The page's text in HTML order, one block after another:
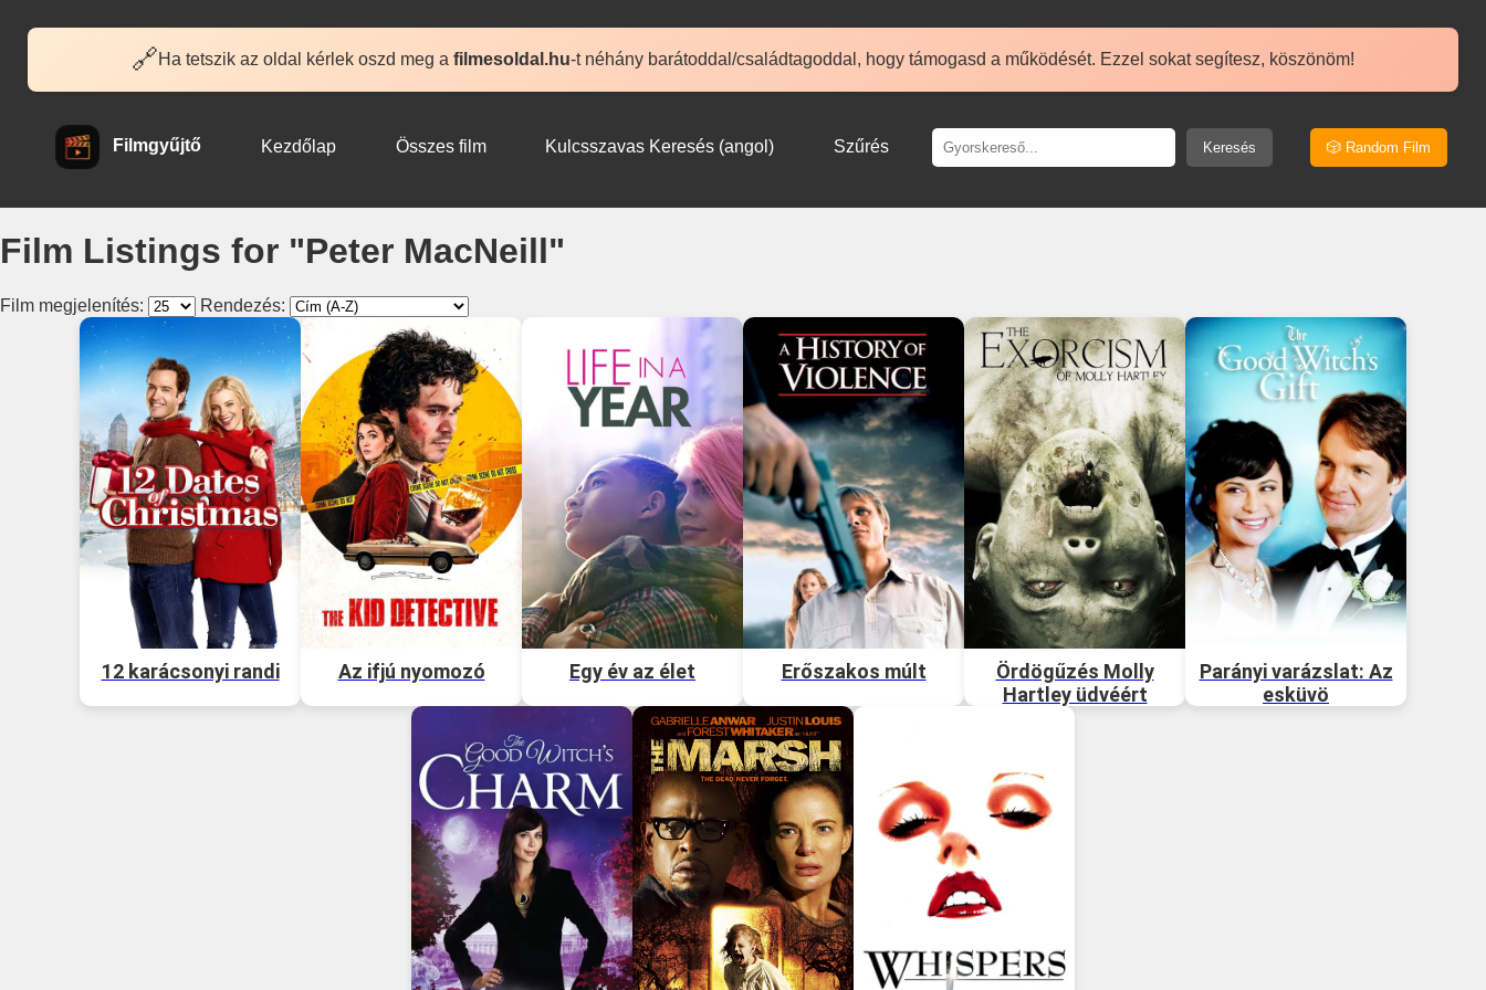
🔗Ha tetszik az oldal kérlek oszd meg a filmesoldal.hu-t néhány barátoddal/családtagoddal, hogy támogasd a működését. Ezzel sokat segítesz, köszönöm!
Filmgyűjtő Kezdőlap Összes film Kulcsszavas Keresés (angol) Szűrés Keresés 🎲 Random Film
Film Listings for "Peter MacNeill"
Film megjelenítés: Rendezés:
12 karácsonyi randi Az ifjú nyomozó Egy év az élet Erőszakos múlt
Ördögűzés Molly
Hartley üdvéért
Parányi varázslat: Az
esküvö